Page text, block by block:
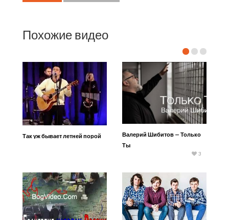
Похожие видео
Так уж бывает летней порой
Валерий Шибитов — Только
Ты
3